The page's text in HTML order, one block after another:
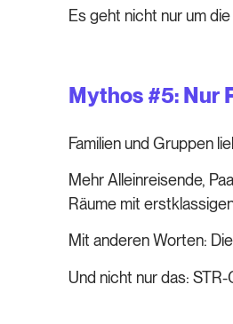
Es geht nicht nur um
Mythos #5: Nur
Familien und Gruppen
Mehr Alleinreisende,
Räume mit
Mit anderen Worten:
Und nicht nur das: